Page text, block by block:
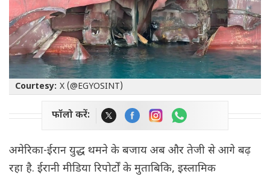
Courtesy: X (@EGYOSINT)
फॉलो करें:
अमेरिका-ईरान युद्ध थमने के बजाय अब और तेजी से आगे बढ़
रहा है. ईरानी मीडिया रिपोर्टों के मुताबिकि, इस्लामिक